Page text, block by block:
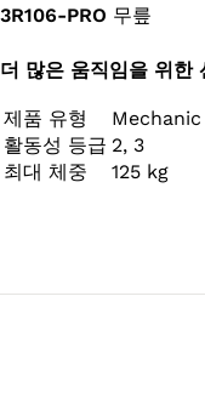
3R106-PRO 무릎
더 많은 움직임을 위한
제품 유형
활동성 등급 2, 3
최대 체중
125 kg